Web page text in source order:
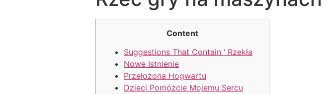
Content
Suggestions That Contain ‘ Rzekła
Nowe Istnienie
Przełożona Hogwartu
Dzieci Pomóżcie Mojemu Sercu